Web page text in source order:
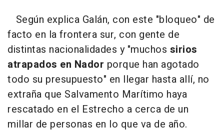
Según explica Galán, con este "bloqueo" de
facto en la frontera sur, con gente de
distintas nacionalidades y "muchos sirios
atrapados en Nador porque han agotado
todo su presupuesto" en llegar hasta allí, no
extraña que Salvamento Marítimo haya
rescatado en el Estrecho a cerca de un
millar de personas en lo que va de año.